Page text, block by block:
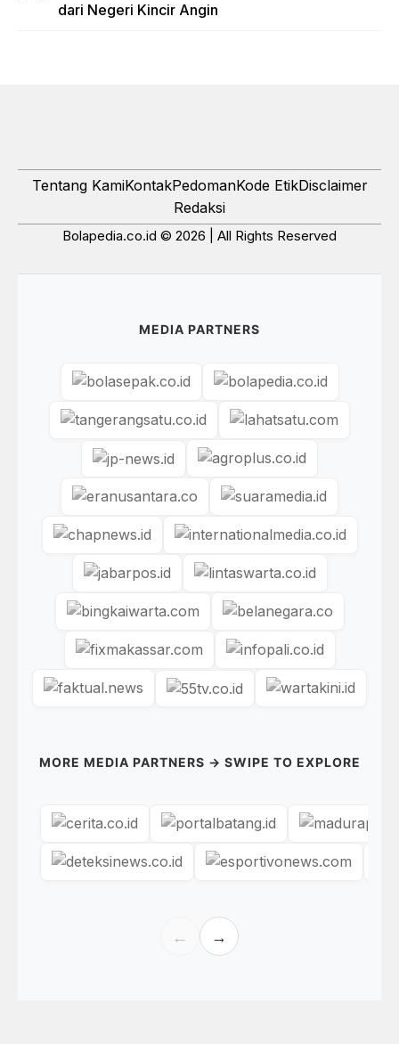
dari Negeri Kincir Angin
Tentang KamiKontakPedomanKode EtikDisclaimer
Redaksi
Bolapedia.co.id © 2026 | All Rights Reserved
MEDIA PARTNERS
MORE MEDIA PARTNERS → SWIPE TO EXPLORE
← →